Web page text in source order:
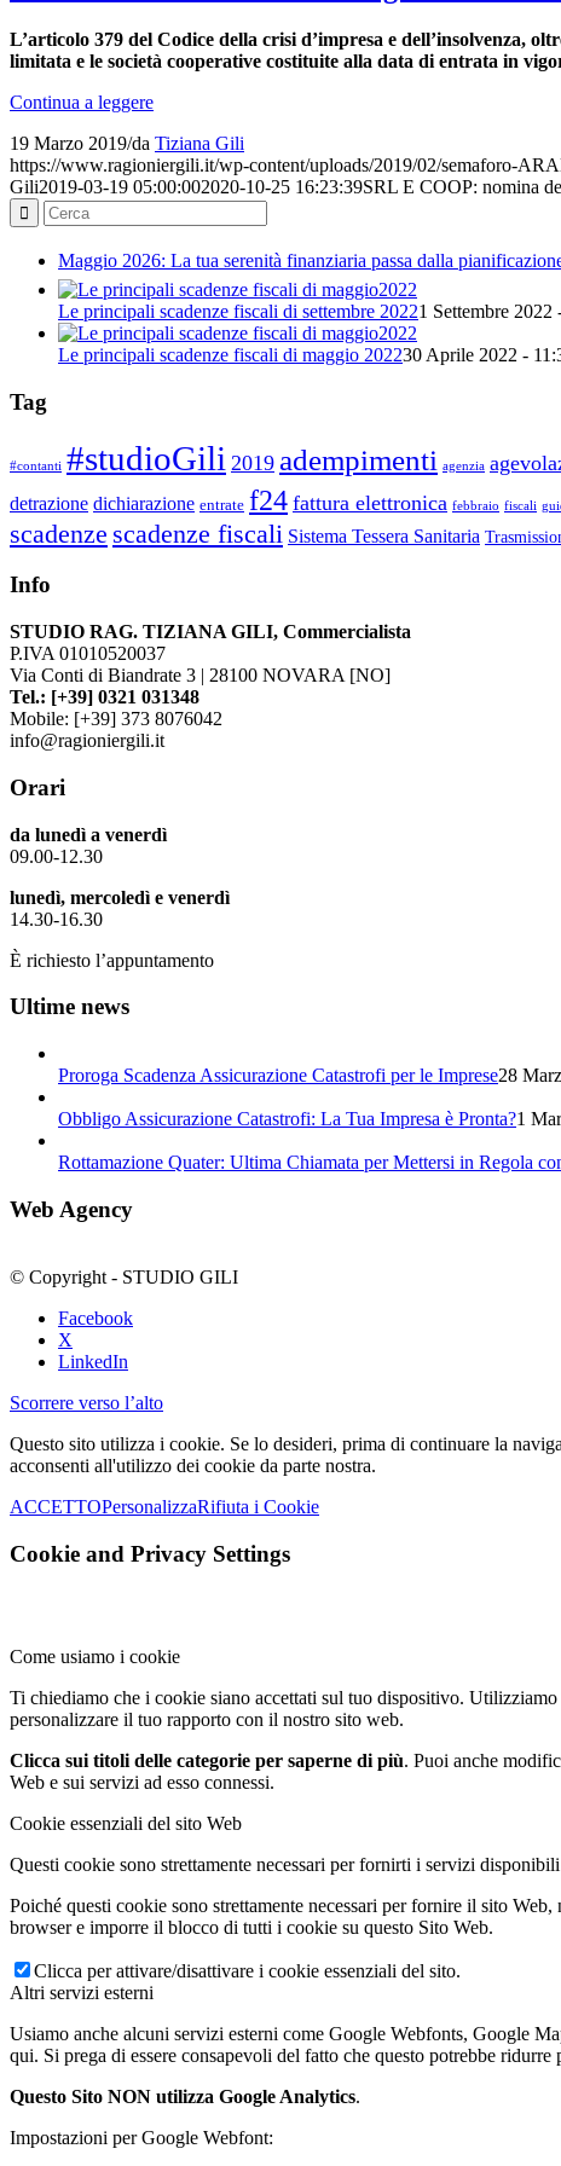
L’articolo 379 del Codice della crisi d’impresa e dell’insolvenza,
limitata e le società cooperative costituite alla data di entrata in
Continua a leggere
19 Marzo 2019/da Tiziana Gili
https://www.ragioniergili.it/wp-content/uploads/2019/02/semaforo-
Gili2019-03-19 05:00:002020-10-25 16:23:39SRL E COOP: nomina
Maggio 2026: La tua serenità finanziaria passa dalla
Le principali scadenze fiscali di settembre 20221 Settembre 2022
Le principali scadenze fiscali di maggio 202230 Aprile 2022 -
Tag
#contanti #studioGili 2019 adempimenti agenzia
detrazione dichiarazione entrate f24 fattura elettronica febbraio fiscali
scadenze scadenze fiscali Sistema Tessera Sanitaria
Info
STUDIO RAG. TIZIANA GILI, Commercialista
P.IVA 01010520037
Via Conti di Biandrate 3 | 28100 NOVARA [NO]
Tel.: [+39] 0321 031348
Mobile: [+39] 373 8076042
info@ragioniergili.it
Orari
da lunedì a venerdì
09.00-12.30
lunedì, mercoledì e venerdì
14.30-16.30
È richiesto l’appuntamento
Ultime news
Proroga Scadenza Assicurazione Catastrofi per le Imprese28
Obbligo Assicurazione Catastrofi: La Tua Impresa è Pronta?1
Rottamazione Quater: Ultima Chiamata per Mettersi in Regola
Web Agency
© Copyright - STUDIO GILI
Facebook
X
LinkedIn
Scorrere verso l’alto
Questo sito utilizza i cookie. Se lo desideri, prima di continuare la
acconsenti all'utilizzo dei cookie da parte nostra.
ACCETTOPersonalizzaRifiuta i Cookie
Cookie and Privacy Settings
Come usiamo i cookie
Ti chiediamo che i cookie siano accettati sul tuo dispositivo.
personalizzare il tuo rapporto con il nostro sito web.
Clicca sui titoli delle categorie per saperne di più. Puoi anche
Web e sui servizi ad esso connessi.
Cookie essenziali del sito Web
Questi cookie sono strettamente necessari per fornirti i servizi
Poiché questi cookie sono strettamente necessari per fornire il sito
browser e imporre il blocco di tutti i cookie su questo Sito Web.
Clicca per attivare/disattivare i cookie essenziali del sito.
Altri servizi esterni
Usiamo anche alcuni servizi esterni come Google Webfonts, Google
qui. Si prega di essere consapevoli del fatto che questo potrebbe
Questo Sito NON utilizza Google Analytics.
Impostazioni per Google Webfont: